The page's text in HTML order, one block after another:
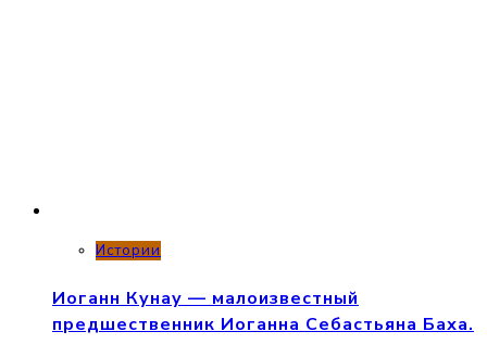
Истории
Иоганн Кунау — малоизвестный
предшественник Иоганна Себастьяна Баха.